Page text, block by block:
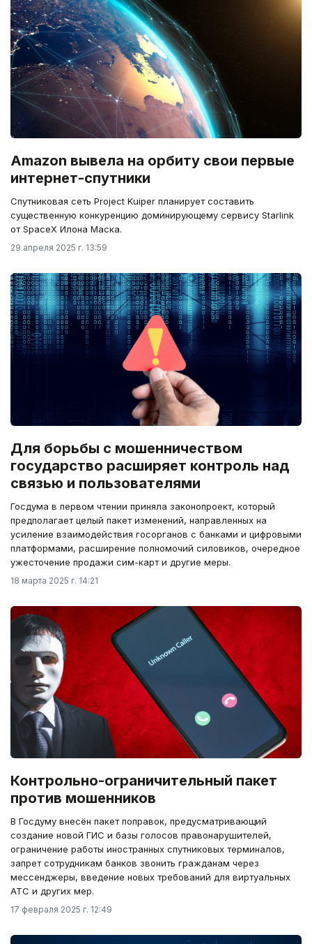
Amazon вывела на орбиту свои первые
интернет-спутники
Спутниковая сеть Project Kuiper планирует составить
существенную конкуренцию доминирующему сервису Starlink
от SpaceX Илона Маска.
29 апреля 2025 г. 13:59
Для борьбы с мошенничеством
государство расширяет контроль над
связью и пользователями
Госдума в первом чтении приняла законопроект, который
предполагает целый пакет изменений, направленных на
усиление взаимодействия госорганов с банками и цифровыми
платформами, расширение полномочий силовиков, очередное
ужесточение продажи сим-карт и другие меры.
18 марта 2025 г. 14:21
Контрольно-ограничительный пакет
против мошенников
В Госдуму внесён пакет поправок, предусматривающий
создание новой ГИС и базы голосов правонарушителей,
ограничение работы иностранных спутниковых терминалов,
запрет сотрудникам банков звонить гражданам через
мессенджеры, введение новых требований для виртуальных
АТС и других мер.
17 февраля 2025 г. 12:49